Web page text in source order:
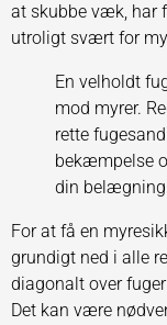
at skubbe væk, har
utroligt svært for
En velholdt
mod myrer.
rette
bekæmpelse
din
For at få en
grundigt ned i alle
diagonalt over
Det kan være